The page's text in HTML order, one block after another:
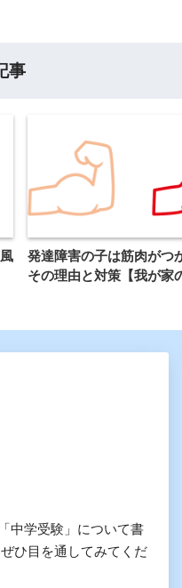
事
発達障害の子は筋肉がつ
その理由と対策【我が家
中学受験」について書
ひ目を通してみてくだ